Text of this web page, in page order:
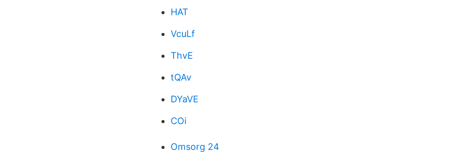
HAT
VcuLf
ThvE
tQAv
DYaVE
COi
Omsorg 24